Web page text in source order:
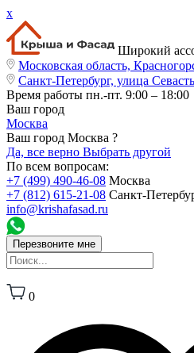
x
Широкий
Московская область,
Санкт-Петербург, улица
Время работы пн.-пт. 9:00 – 18:00
Ваш город
Москва
Ваш город Москва ?
Да, все верно Выбрать другой
По всем вопросам:
+7 (499) 490-46-08 Москва
+7 (812) 615-21-08 Санкт-
info@krishafasad.ru
Перезвоните мне
0